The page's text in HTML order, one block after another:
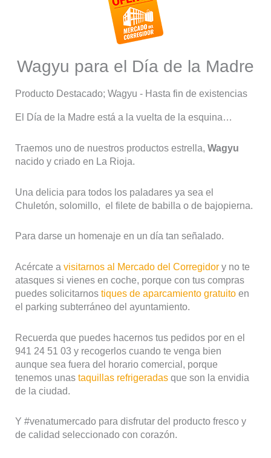
Wagyu para el Día de la Madre
Producto Destacado; Wagyu - Hasta fin de existencias
El Día de la Madre está a la vuelta de la esquina…
Traemos uno de nuestros productos estrella, Wagyu
nacido y criado en La Rioja.
Una delicia para todos los paladares ya sea el
Chuletón, solomillo, el filete de babilla o de bajopierna.
Para darse un homenaje en un día tan señalado.
Acércate a visitarnos al Mercado del Corregidor y no te
atasques si vienes en coche, porque con tus compras
puedes solicitarnos tiques de aparcamiento gratuito en
el parking subterráneo del ayuntamiento.
Recuerda que puedes hacernos tus pedidos por en el
941 24 51 03 y recogerlos cuando te venga bien
aunque sea fuera del horario comercial, porque
tenemos unas taquillas refrigeradas que son la envidia
de la ciudad.
Y #venatumercado para disfrutar del producto fresco y
de calidad seleccionado con corazón.